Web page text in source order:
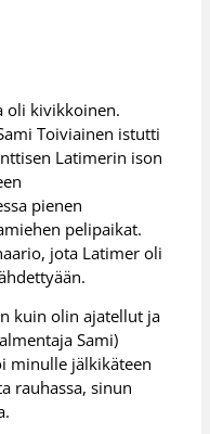
oli kivikkoinen.
Toiviainen istutti
Latimerin ison
pienen
pelipaikat.
jota Latimer oli
kuin olin ajatellut ja
Sami)
minulle jälkikäteen
rauhassa, sinun